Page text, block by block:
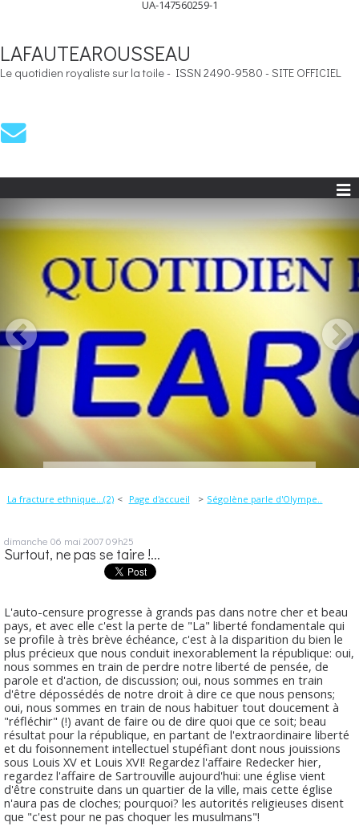
UA-147560259-1
LAFAUTEAROUSSEAU
Le quotidien royaliste sur la toile - ISSN 2490-9580 - SITE OFFICIEL
La fracture ethnique...(2) Page d'accueil Ségolène parle d'Olympe..
dimanche 06 mai 200709h25
Surtout, ne pas se taire !...
L'auto-censure progresse à grands pas dans notre cher et beau
pays, et avec elle c'est la perte de "La" liberté fondamentale qui
se profile à très brève échéance, c'est à la disparition du bien le
plus précieux que nous conduit inexorablement la république: oui,
nous sommes en train de perdre notre liberté de pensée, de
parole et d'action, de discussion; oui, nous sommes en train
d'être dépossédés de notre droit à dire ce que nous pensons;
oui, nous sommes en train de nous habituer tout doucement à
"réfléchir" (!) avant de faire ou de dire quoi que ce soit; beau
résultat pour la république, en partant de l'extraordinaire liberté
et du foisonnement intellectuel stupéfiant dont nous jouissions
sous Louis XV et Louis XVI! Regardez l'affaire Redecker hier,
regardez l'affaire de Sartrouville aujourd'hui: une église vient
d'être construite dans un quartier de la ville, mais cette église
n'aura pas de cloches; pourquoi? les autorités religieuses disent
que "c'est pour ne pas choquer les musulmans"!